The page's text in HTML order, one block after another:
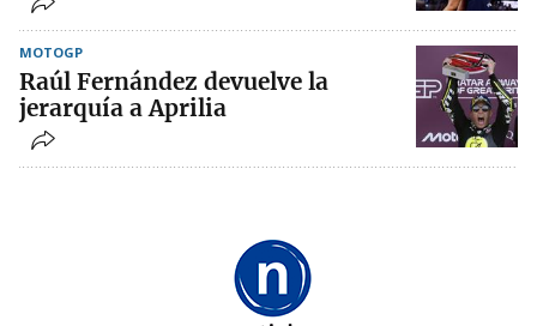
MOTOGP
Raúl Fernández devuelve la
jerarquía a Aprilia